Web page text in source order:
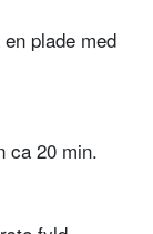
plade med
ca 20 min.